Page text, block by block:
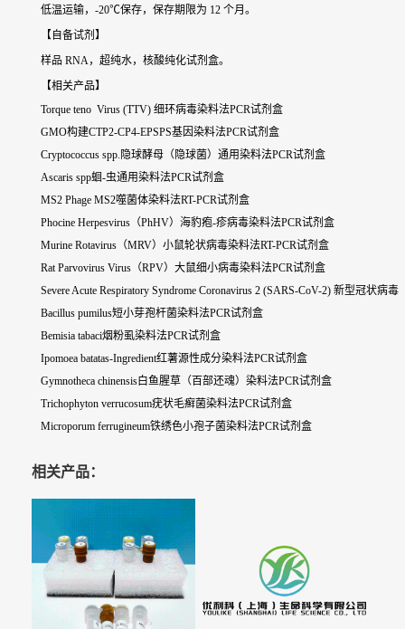
低温运输，-20℃保存，保存期限为 12 个月。
【自备试剂】
样品 RNA，超纯水，核酸纯化试剂盒。
【相关产品】
Torque teno Virus (TTV) 细环病毒染料法PCR试剂盒
GMO构建CTP2-CP4-EPSPS基因染料法PCR试剂盒
Cryptococcus spp.隐球酵母（隐球菌）通用染料法PCR试剂盒
Ascaris spp蛔-虫通用染料法PCR试剂盒
MS2 Phage MS2噬菌体染料法RT-PCR试剂盒
Phocine Herpesvirus（PhHV）海豹疱-疹病毒染料法PCR试剂盒
Murine Rotavirus（MRV）小鼠轮状病毒染料法RT-PCR试剂盒
Rat Parvovirus Virus（RPV）大鼠细小病毒染料法PCR试剂盒
Severe Acute Respiratory Syndrome Coronavirus 2 (SARS-CoV-2) 新型冠状病
Bacillus pumilus短小芽孢杆菌染料法PCR试剂盒
Bemisia tabaci烟粉虱染料法PCR试剂盒
Ipomoea batatas-Ingredient红薯源性成分染料法PCR试剂盒
Gymnotheca chinensis白鱼腥草（百部还魂）染料法PCR试剂盒
Trichophyton verrucosum疣状毛癣菌染料法PCR试剂盒
Microporum ferrugineum铁绣色小孢子菌染料法PCR试剂盒
相关产品：